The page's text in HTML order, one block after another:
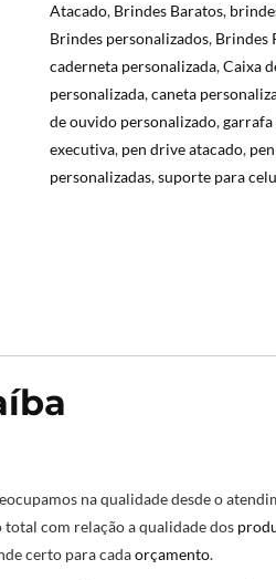
Atacado, Brindes Baratos,
Brindes personalizados, Brindes
caderneta personalizada,Caixa
personalizada,caneta
de ouvido personalizado,garrafa
executiva, pen drive atacado,
personalizadas,suporte para
na qualidade desde o
com relação a qualidade dos
certo para cadaorçamento.